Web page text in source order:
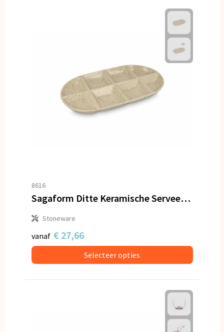
8616
Sagaform Ditte Keramische Serveerschaal 36x20cm
Stoneware
vanaf € 27,66
Selecteer opties